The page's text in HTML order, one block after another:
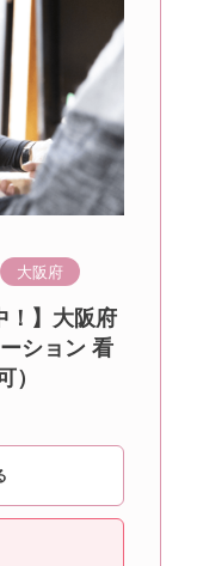
大阪府
！】大阪府
ション 看
）